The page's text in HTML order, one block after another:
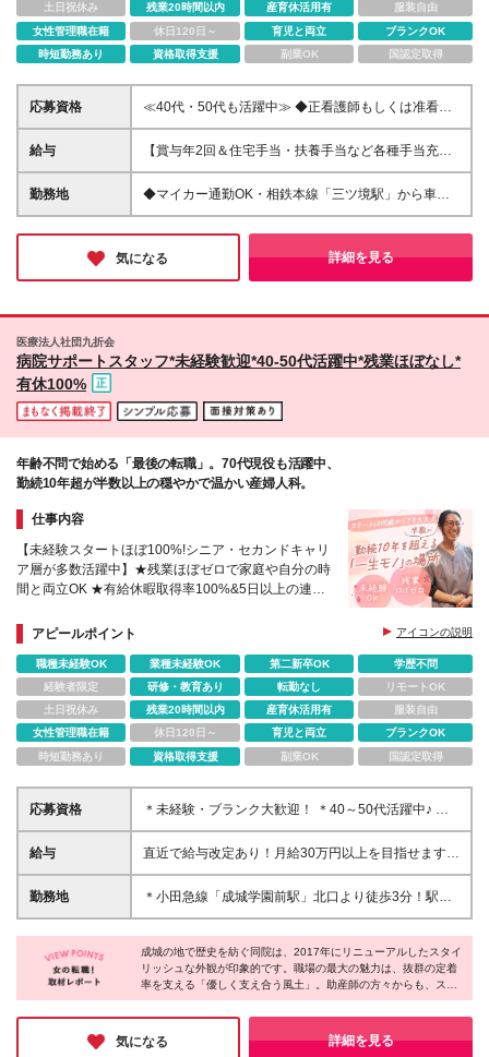
土日祝休み
残業20時間以内 産育休活用有
服装自由
女性管理職在籍
休日120日～ 育児と両立
ブランクOK
時短勤務あり
資格取得支援 副業OK 国認定取得
応募資格
≪40代・50代も活躍中≫ ◆正看護師もしくは准看護
師の資格をお持ちの方 ◆学歴不問 *.┈こんな方はぜひ
ご応募ください ・働きやすい環境で看護の資格を活
たい ・風通しの良い環境で、チームで良い介護をつ
くっていきたい
給与
【賞与年2回＆住宅手当・扶養手当など各種手当充
実】 月給29万円～36万8000円＋賞与年2回＋各種手
当 *.┈各種手当について ・賞与（年2回） ・処遇改善
ール手当：2,000円／回 ・通勤手当（実費支給）：上
限35,000円 ※給与額は経験年数・勤務実績などを考
勤務地
◆マイカー通勤OK・相鉄本線「三ツ境駅」から車で8
分 ◆転居をともなう転勤なし 【特別養護老人ホーム
ゆうあいの郷】 神奈川県横浜市瀬谷区宮沢3-25-1 ※
変更の範囲：同一法人内施設間で異動の可能性あり
気になる 詳細を見る
医療法人社団九折会
病院サポートスタッフ*未経験歓迎*40-50代活躍中*残業ほぼなし*
有休100%
年齢不問で始める「最後の転職」。70代現役も活躍中、
勤続10年超が半数以上の穏やかで温かい産婦人科。
仕事内容
【未経験スタートほぼ100%!シニア・セカンドキャリ
ア層が多数活躍中】★残業ほぼゼロで家庭や自分の時
間と両立OK ★有給休暇取得率100%&5日以上の連休
アピールポイント
アイコンの説明
職種未経験OK 業種未経験OK 第二新卒OK
学歴不問
経験者限定
研修・教育あり 転勤なし
リモートOK
土日祝休み
残業20時間以内 産育休活用有
服装自由
女性管理職在籍
休日120日～ 育児と両立
ブランクOK
時短勤務あり
資格取得支援 副業OK 国認定取得
応募資格
＊未経験・ブランク大歓迎！ ＊40～50代活躍中♪ ◆
学歴不問、資格・専門知識一切不要！ ※中途入社率
100%＆全員未経験スタートです ＼こんな方にピッタ
る方 ★綺麗好きな方、整理整頓やテキパキ動くのが
得意な方 ★残業なしで家庭や趣味と無理なく両立さ
スピード採用を行います★
給与
直近で給与改定あり！月給30万円以上を目指せます！
月給22万円以上＋賞与年2回 ★月収例：28.9万～30.5
万 【豊富な手当】 職務手当：4万円 住宅手当：1.3万
収】 370万～500万円 【一分単位での残業代支給】
・みなし残業代の支給はありません。 ・現職の方々
の平均残業時間は10時間以下です。 ・時間外勤務分
勤務地
＊小田急線「成城学園前駅」北口より徒歩3分！駅チ
カで通勤ラクラクです♪自転車通勤もOK！ 〈成城木下
病院〉 東京都世田谷区成城6-13-20 (変更の範囲)上記
を除く当社関連勤務地
成城の地で歴史を紡ぐ同院は、2017年にリニューアルしたスタイ
リッシュな外観が印象的です。職場の最大の魅力は、抜群の定着
率を支える「優しく支え合う風土」。助産師の方々からも、スタ
ッフは穏やかで優しい人ばかりだというお話を伺えました。未経
験から始めた先輩が10年以上活躍しているのも納得の環境です。
残業ほぼゼロや柔軟なシフト調整など、私生活も大切にしながら
心地よく長く働きたい方に最適の職場だと実感しました。
気になる 詳細を見る